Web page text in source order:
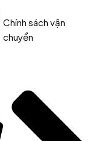
Chính sách vận
chuyển